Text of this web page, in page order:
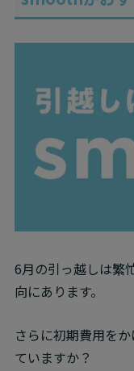
6月の引っ越しは繁
向にあります。
さらに初期費用を
ていますか？